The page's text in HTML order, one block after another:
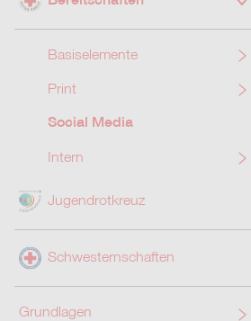
Basiselemente
Print
Social Media
Intern
Jugendrotkreuz
Schwesternschaften
Grundlagen